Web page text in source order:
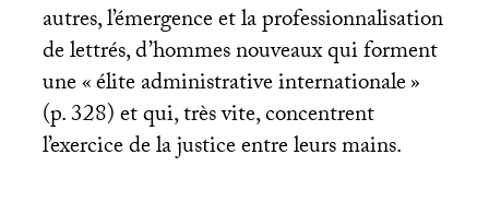
autres, l’émergence et la professionnalisation
de lettrés, d’hommes nouveaux qui forment
une «élite administrative internationale»
(p. 328) et qui, très vite, concentrent
l’exercice de la justice entre leurs mains.